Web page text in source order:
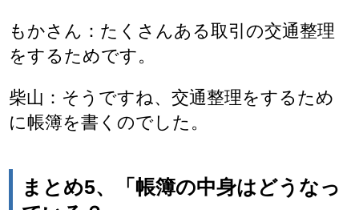
もかさん：たくさんある取引の交通整理
をするためです。
柴山：そうですね、交通整理をするため
に帳簿を書くのでした。
まとめ5、「帳簿の中身はどうなっ